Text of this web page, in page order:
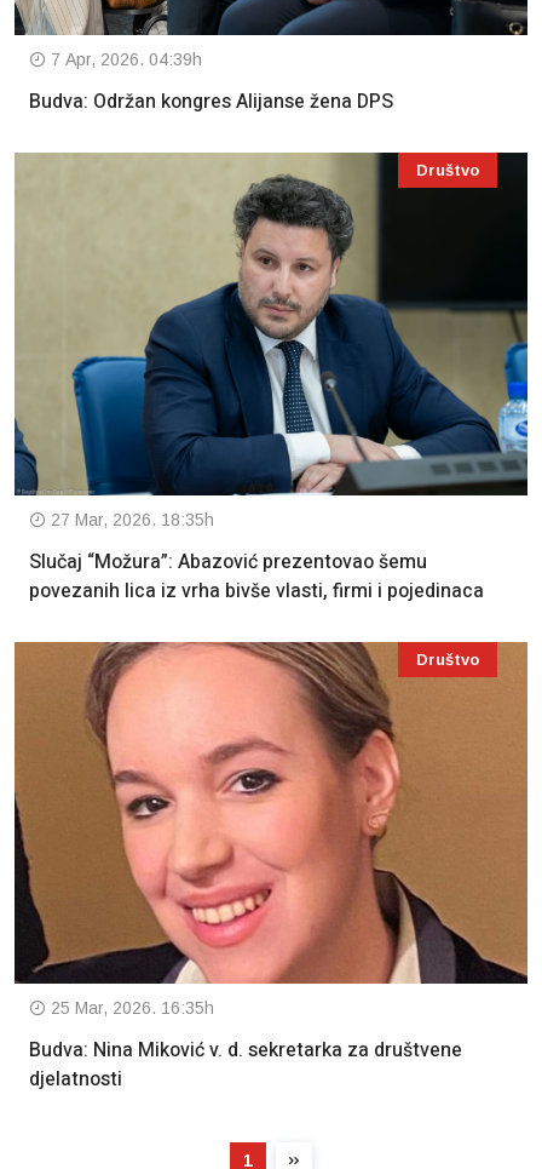
7 Apr, 2026. 04:39h
Budva: Održan kongres Alijanse žena DPS
Društvo
27 Mar, 2026. 18:35h
Slučaj “Možura”: Abazović prezentovao šemu
povezanih lica iz vrha bivše vlasti, firmi i pojedinaca
Društvo
25 Mar, 2026. 16:35h
Budva: Nina Miković v. d. sekretarka za društvene
djelatnosti
1